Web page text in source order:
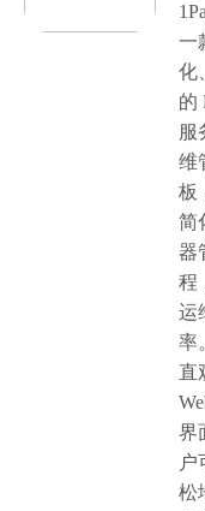
一
化
的
服
维
板
简
器
程
运
率
直
界
户
松